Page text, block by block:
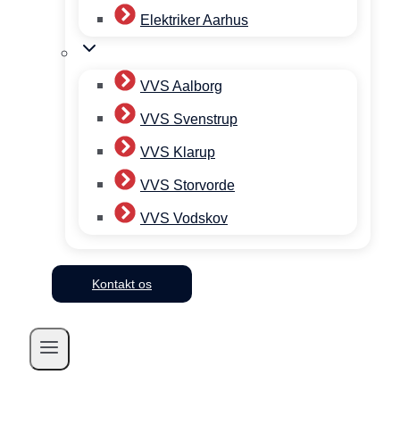
Elektriker Aarhus
VVS Aalborg
VVS Svenstrup
VVS Klarup
VVS Storvorde
VVS Vodskov
Kontakt os